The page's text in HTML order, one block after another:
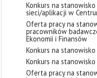
Konkurs na
sieci/aplikacji w
Oferta pracy na
pracowników
Ekonomii i Finansów
Konkurs na
Konkurs na
Oferta pracy na